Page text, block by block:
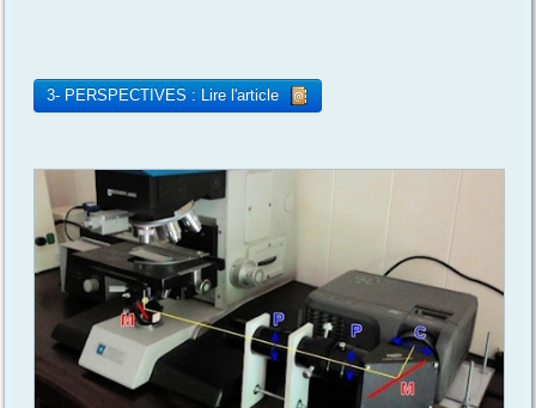
3- PERSPECTIVES : Lire l'article